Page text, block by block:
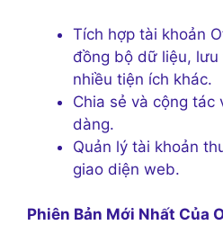
Tích hợp tài khoản
đồng bộ dữ liệu,
nhiều tiện ích khác.
Chia sẻ và cộng tác
dàng.
Quản lý tài khoản
giao diện web.
Phiên Bản Mới Nhất Của